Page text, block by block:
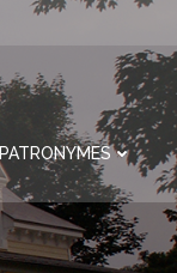
PATRONYMES